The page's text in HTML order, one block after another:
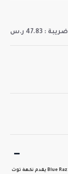
47.83 ر.س
يقدم نكهة توت